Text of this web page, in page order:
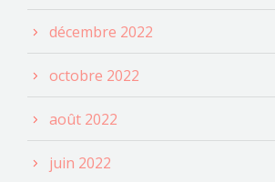
décembre 2022
octobre 2022
août 2022
juin 2022